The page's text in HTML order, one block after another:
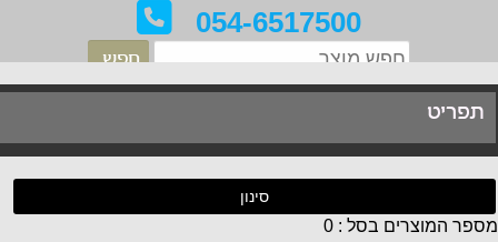
054-6517500
תפריט
סינון
המוצרים בסל : 0